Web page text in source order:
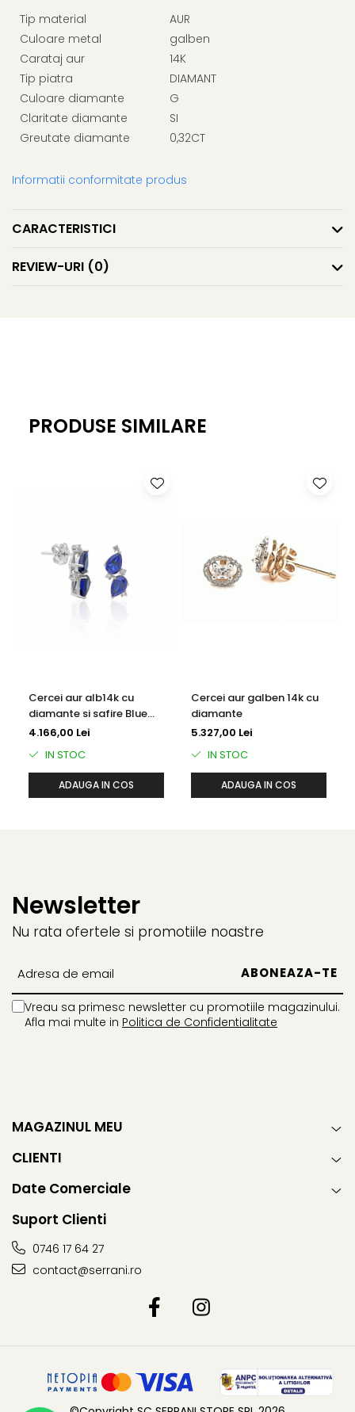
Tip material
Culoare metal
Carataj aur
Tip piatra
Culoare diamante
Claritate diamante
Greutate diamante
AUR
galben
14K
DIAMANT
G
SI
0,32CT
Informatii conformitate produs
CARACTERISTICI
REVIEW-URI (0)
PRODUSE SIMILARE
Cercei aur alb14k cu
diamante si safire Blue
Sky
4.166,00 Lei
IN STOC
ADAUGA IN COS
Cercei aur galben 14k cu
diamante
5.327,00 Lei
IN STOC
ADAUGA IN COS
Newsletter
Nu rata ofertele si promotiile noastre
Vreau sa primesc newsletter cu promotiile magazinului.
Afla mai multe in Politica de Confidentialitate
MAGAZINUL MEU
CLIENTI
Date Comerciale
Suport Clienti
0746 17 64 27
contact@serrani.ro